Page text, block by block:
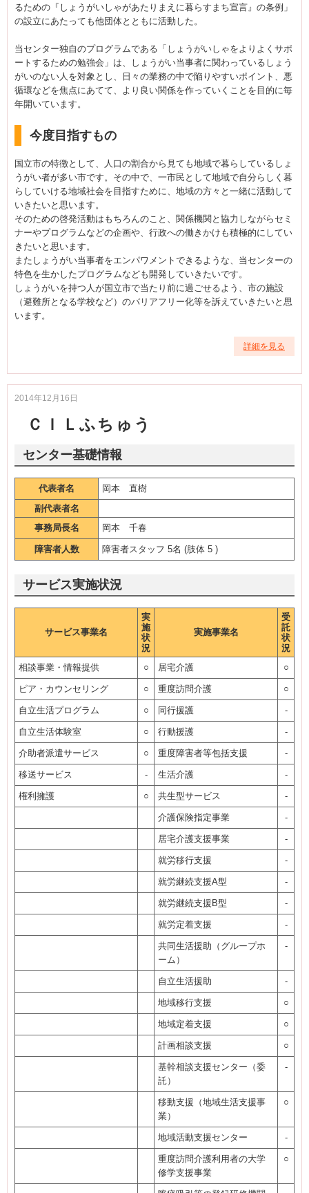
るための『しょうがいしゃがあたりまえに暮らすまち宣言』の条例」
の設立にあたっても他団体とともに活動した。
当センター独自のプログラムである「しょうがいしゃをよりよくサポ
ートするための勉強会」は、しょうがい当事者に関わっているしょう
がいのない人を対象とし、日々の業務の中で陥りやすいポイント、悪
循環などを焦点にあてて、より良い関係を作っていくことを目的に毎
年開いています。
今度目指すもの
国立市の特徴として、人口の割合から見ても地域で暮らしているしょ
うがい者が多い市です。その中で、一市民として地域で自分らしく暮
らしていける地域社会を目指すために、地域の方々と一緒に活動して
いきたいと思います。
そのための啓発活動はもちろんのこと、関係機関と協力しながらセミ
ナーやプログラムなどの企画や、行政への働きかけも積極的にしてい
きたいと思います。
またしょうがい当事者をエンパワメントできるような、当センターの
特色を生かしたプログラムなども開発していきたいです。
しょうがいを持つ人が国立市で当たり前に過ごせるよう、市の施設
（避難所となる学校など）のバリアフリー化等を訴えていきたいと思
います。
詳細を見る
2014年12月16日
ＣＩＬふちゅう
センター基礎情報
代表者名
岡本 直樹
副代表者名
事務局長名
岡本 千春
障害者人数 障害者スタッフ 5名 (肢体 5 )
サービス実施状況
サービス事業名
実
施
状
況
実施事業名
受
託
状
況
相談事業・情報提供
○ 居宅介護 ○
ピア・カウンセリング ○ 重度訪問介護 ○
自立生活プログラム ○ 同行援護 -
自立生活体験室 ○ 行動援護 -
介助者派遣サービス ○ 重度障害者等包括支援 -
移送サービス - 生活介護 -
権利擁護 ○ 共生型サービス -
介護保険指定事業 -
居宅介護支援事業 -
就労移行支援 -
就労継続支援A型 -
就労継続支援B型 -
就労定着支援 -
共同生活援助（グループホ
ーム）
-
自立生活援助 -
地域移行支援 ○
地域定着支援 ○
計画相談支援 ○
基幹相談支援センター（委
託）
-
移動支援（地域生活支援事
業）
○
地域活動支援センター -
重度訪問介護利用者の大学
修学支援事業
○